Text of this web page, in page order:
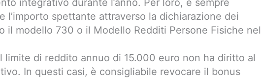
integrativo durante l’anno. Per loro, è sempre
l’importo spettante attraverso la dichiarazione dei
il modello 730 o il Modello Redditi Persone Fisiche nel
limite di reddito annuo di 15.000 euro non ha diritto al
In questi casi, è consigliabile revocare il bonus